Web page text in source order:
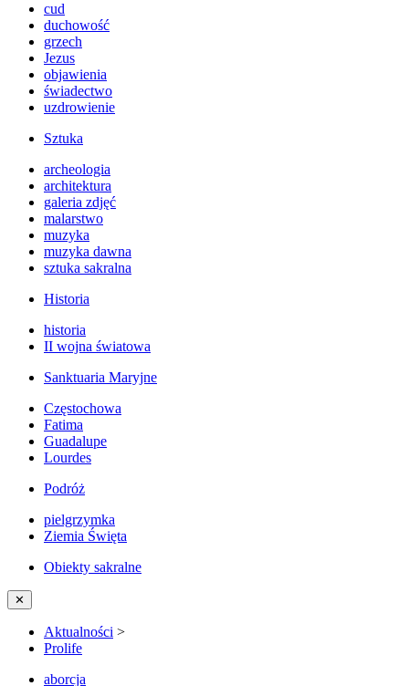
cud
duchowość
grzech
Jezus
objawienia
świadectwo
uzdrowienie
Sztuka
archeologia
architektura
galeria zdjęć
malarstwo
muzyka
muzyka dawna
sztuka sakralna
Historia
historia
II wojna światowa
Sanktuaria Maryjne
Częstochowa
Fatima
Guadalupe
Lourdes
Podróż
pielgrzymka
Ziemia Święta
Obiekty sakralne
✕
Aktualności >
Prolife
aborcja